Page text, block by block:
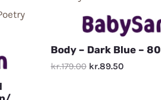
Body – Dark Blue – 80
kr.179.00 kr.89.50